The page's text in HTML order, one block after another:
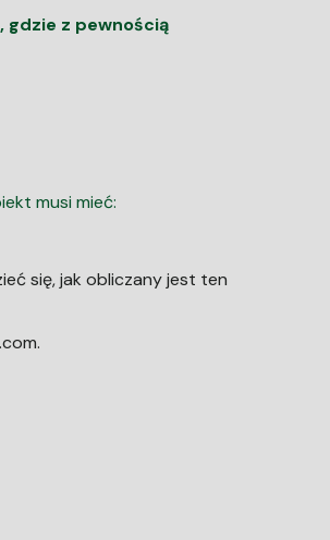
gdzie z pewnością
musi mieć:
się, jak obliczany jest ten